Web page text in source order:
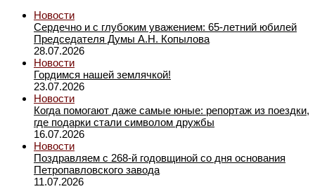
Новости
Сердечно и с глубоким уважением: 65-летний юбилей
Председателя Думы А.Н. Копылова
28.07.2026
Новости
Гордимся нашей землячкой!
23.07.2026
Новости
Когда помогают даже самые юные: репортаж из поездки,
где подарки стали символом дружбы
16.07.2026
Новости
Поздравляем с 268-й годовщиной со дня основания
Петропавловского завода
11.07.2026